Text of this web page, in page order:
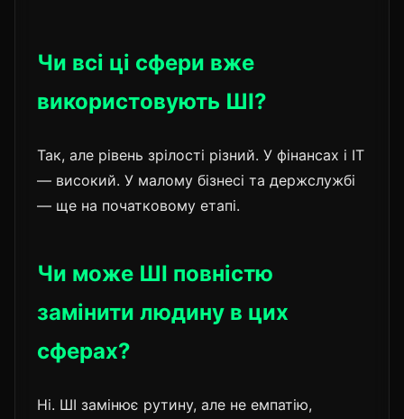
Чи всі ці сфери вже
використовують ШІ?
Так, але рівень зрілості різний. У фінансах і IT
— високий. У малому бізнесі та держслужбі
— ще на початковому етапі.
Чи може ШІ повністю
замінити людину в цих
сферах?
Ні. ШІ замінює рутину, але не емпатію,